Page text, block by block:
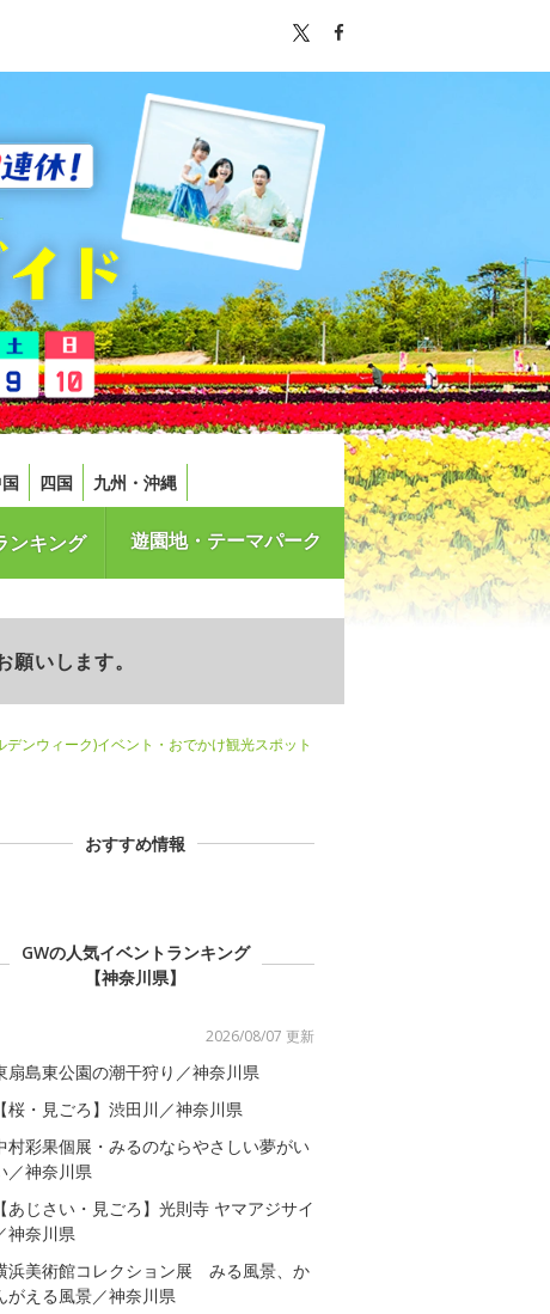
四国 九州・沖縄
ンキング 遊園地・テーマパーク
いします。
ンウィーク)イベント・おでかけ観光スポット
おすすめ情報
GWの人気イベントランキング
【神奈川県】
2026/08/07 更新
扇島東公園の潮干狩り／神奈川県
【桜・見ごろ】渋田川／神奈川県
村彩果個展・みるのならやさしい夢がい
／神奈川県
【あじさい・見ごろ】光則寺 ヤマアジサイ
神奈川県
浜美術館コレクション展 みる風景、か
がえる風景／神奈川県